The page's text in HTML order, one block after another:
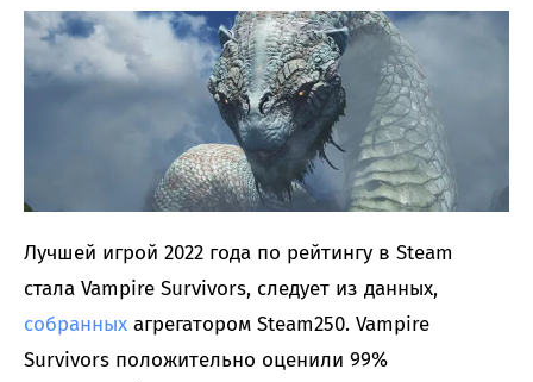
Лучшей игрой 2022 года по рейтингу в Steam
стала Vampire Survivors, следует из данных,
собранных агрегатором Steam250. Vampire
Survivors положительно оценили 99%